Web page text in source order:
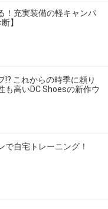
！充実装備の軽キャンパ
】
!? これからの時季に頼り
も高いDC Shoesの新作ウ
で自宅トレーニング！